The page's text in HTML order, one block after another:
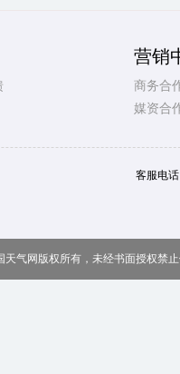
营销
商务合
媒资合
客服电
天气网版权所有，未经书面授权